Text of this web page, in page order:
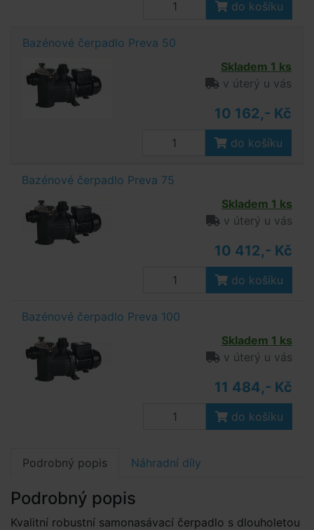
do košíku
Bazénové čerpadlo Preva 50
Skladem 1 ks
v úterý u vás
10 162,- Kč
do košíku
Bazénové čerpadlo Preva 75
Skladem 1 ks
v úterý u vás
10 412,- Kč
do košíku
Bazénové čerpadlo Preva 100
Skladem 1 ks
v úterý u vás
11 484,- Kč
do košíku
Podrobný popis Náhradní díly
Podrobný popis
Kvalitní robustní samonasávací čerpadlo s dlouholetou